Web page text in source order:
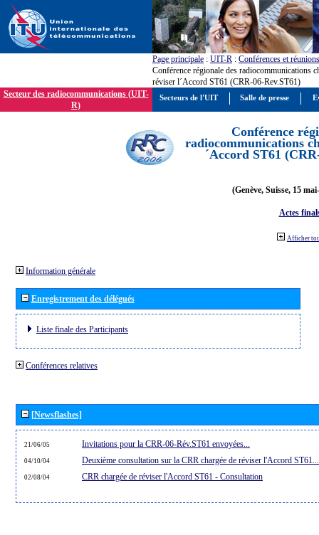
Page principale : UIT-R : Conférences et réunions
Conférence régionale des radiocommunications
réviser l´Accord ST61 (CRR-06-Rev.ST61)
Secteur des radiocommunications (UIT-
R)
Conférence
radiocommunications
´Accord ST61
(Genève, Suisse, 15
Actes
Afficher
Information générale
Enregistrement des délégués
Liste finale des Participants
Conférences relatives
[Newsflashes]
21/06/05 Invitations pour la CRR-06-Rév.ST61 envoyées...
04/10/04 Deuxième consultation sur la CRR chargée de réviser l'Accord ST61...
02/08/04 CRR chargée de réviser l'Accord ST61 - Consultation
Secteurs de l'UIT Salle de presse